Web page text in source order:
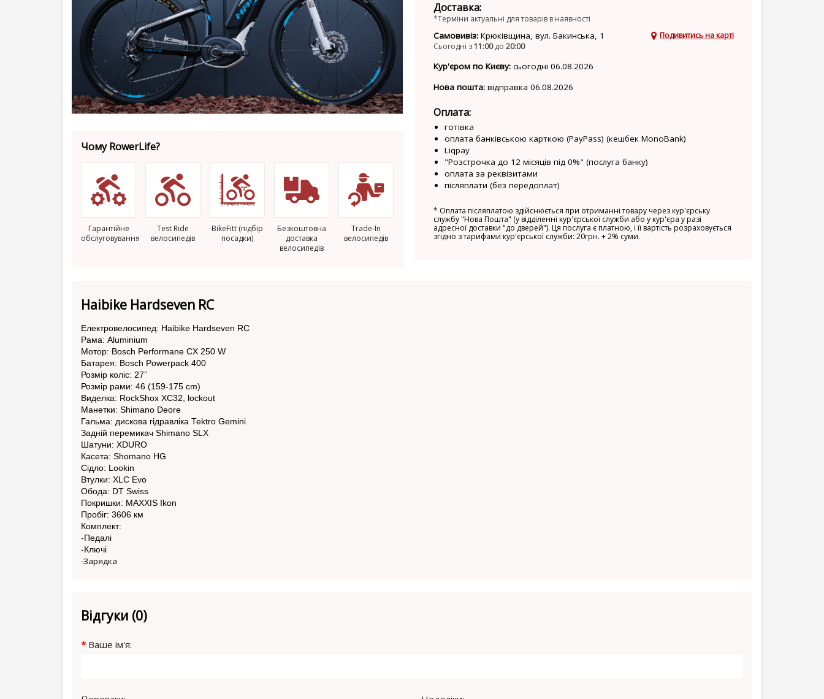
Чому RowerLife?
Гарантійне
обслуговування
Test Ride
велосипедів
BikeFitt (підбір
посадки)
Безкоштовна
доставка
велосипедів
Trade-In
велосипедів
Доставка:
*Терміни актуальні для товарів в наявності
Самовивіз: Крюківщина, вул. Бакинська, 1
Сьогодні з11:00до 20:00
Подивитись на карті
Кур'єром по Києву: сьогодні 06.08.2026
Нова пошта: відправка 06.08.2026
Оплата:
готівка
оплата банківською карткою (PayPass) (кешбек MonoBank)
Liqpay
"Розстрочка до 12 місяців під 0%" (послуга банку)
оплата за реквізитами
післяплати (без передоплат)
* Оплата післяплатою здійснюється при отриманні товару через кур'єрську
службу "Нова Пошта" (у відділенні кур'єрської служби або у кур'єра у разі
адресної доставки "до дверей"). Ця послуга є платною, і її вартість розраховується
згідно з тарифами кур'єрської служби: 20грн. + 2% суми.
Haibike Hardseven RC
Електровелосипед: Haibike Hardseven RC
Рама: Aluminium
Мотор: Bosch Performane CX 250 W
Батарея: Bosch Powerpack 400
Розмір коліс: 27”
Розмір рами: 46 (159-175 cm)
Виделка: RockShox XC32, lockout
Манетки: Shimano Deore
Гальма: дискова гідравліка Tektro Gemini
Задній перемикач Shimano SLX
Шатуни: XDURO
Касета: Shomano HG
Сідло: Lookin
Втулки: XLC Evo
Обода: DT Swiss
Покришки: MAXXIS Ikon
Пробіг: 3606 км
Комплект:
-Педалі
-Ключі
-Зарядка
Відгуки (0)
Ваше ім'я: